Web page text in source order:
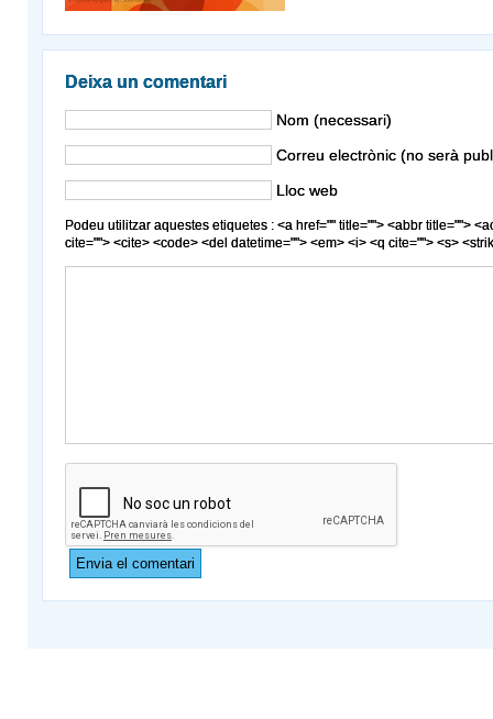
Deixa un comentari
Nom (necessari)
Correu electrònic (no serà
Lloc web
Podeu utilitzar aquestes etiquetes : <a href="" title=""> <abbr title="">
cite=""> <cite> <code> <del datetime=""> <em> <i> <q cite=""> <s>